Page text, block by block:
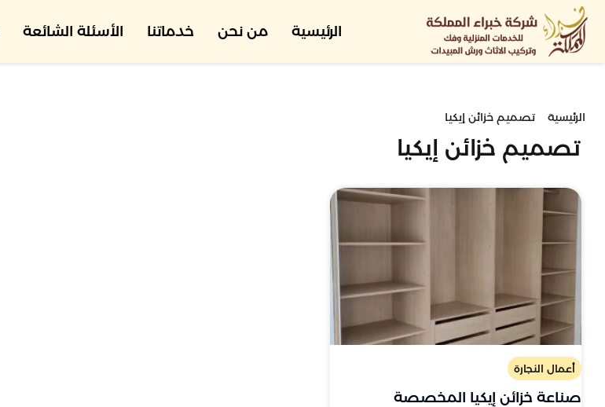
الرئيسية من نحن خدماتنا الأسئلة الشائعة
الرئيسية تصميم خزائن إيكيا
تصميم خزائن إيكيا
أعمال النجارة
صناعة خزائن إيكيا المخصصة